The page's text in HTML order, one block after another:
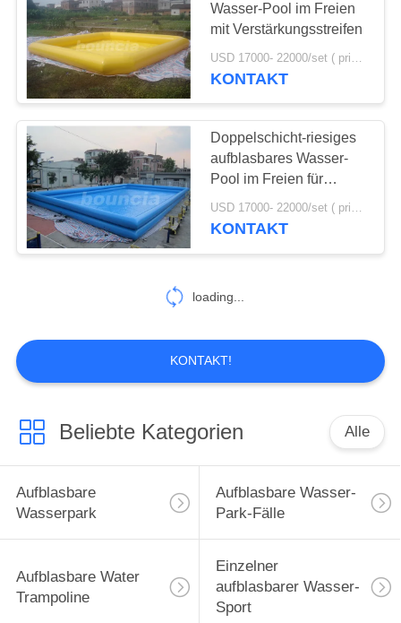
Wasser-Pool im Freien
mit Verstärkungsstreifen
USD 17000- 22000/set ( price just for reference, detailed prices need to be confirmed) MOQ:1PC
KONTAKT
Doppelschicht-riesiges
aufblasbares Wasser-
Pool im Freien für
gewerbliche Nutzung
USD 17000- 22000/set ( price just for reference, detailed prices need to be confirmed) MOQ:1PC
KONTAKT
loading...
KONTAKT!
Beliebte Kategorien Alle
Aufblasbare
Wasserpark
Aufblasbare Wasser-
Park-Fälle
Aufblasbare Water
Trampoline
Einzelner
aufblasbarer Wasser-
Sport